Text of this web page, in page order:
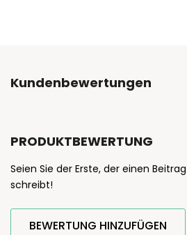
Kundenbewertungen
PRODUKTBEWERTUNG
Seien Sie der Erste, der einen
schreibt!
BEWERTUNG HINZUFÜGEN